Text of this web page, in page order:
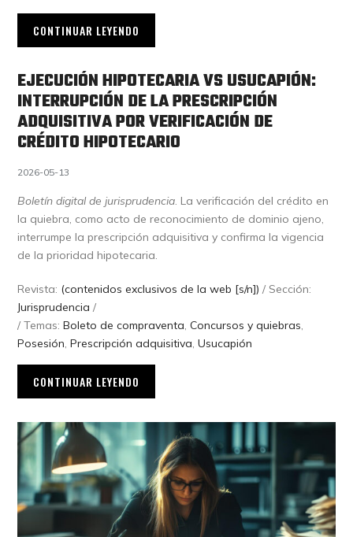
CONTINUAR LEYENDO
EJECUCIÓN HIPOTECARIA VS USUCAPIÓN:
INTERRUPCIÓN DE LA PRESCRIPCIÓN
ADQUISITIVA POR VERIFICACIÓN DE
CRÉDITO HIPOTECARIO
2026-05-13
Boletín digital de jurisprudencia. La verificación del crédito en
la quiebra, como acto de reconocimiento de dominio ajeno,
interrumpe la prescripción adquisitiva y confirma la vigencia
de la prioridad hipotecaria.
Revista: (contenidos exclusivos de la web [s/n]) / Sección:
Jurisprudencia /
/ Temas:Boleto de compraventa,Concursos y quiebras,
Posesión,Prescripción adquisitiva,Usucapión
CONTINUAR LEYENDO